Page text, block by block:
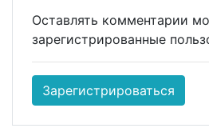
Оставлять комментарии
зарегистрированные
Зарегистрироваться